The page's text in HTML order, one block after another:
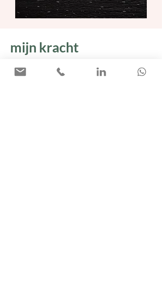
mijn kracht
luister naar dat wat tussen de regels door gezegd wordt.